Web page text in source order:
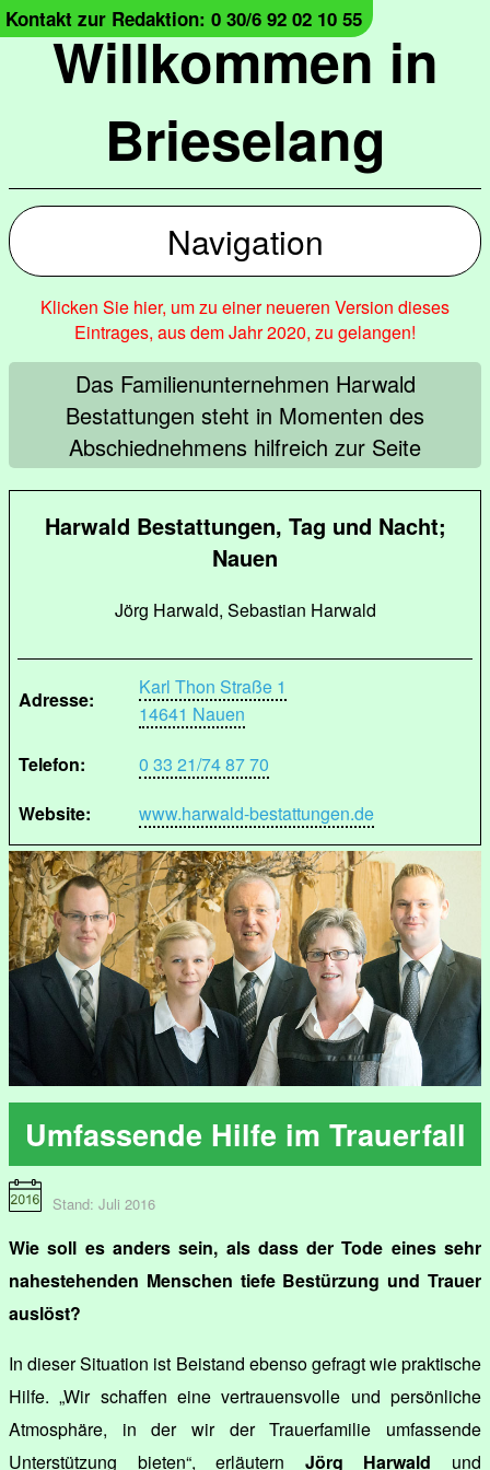
Willkommen in
Brieselang
Kontakt zur Redaktion: 0 30/6 92 02 10 55
Navigation
Klicken Sie hier, um zu einer neueren Version dieses
Eintrages, aus dem Jahr 2020, zu gelangen!
Das Familienunternehmen Harwald
Bestattungen steht in Momenten des
Abschiednehmens hilfreich zur Seite
Harwald Bestattungen, Tag und Nacht;
Nauen
Jörg Harwald, Sebastian Harwald
Adresse:
Karl Thon Straße 1
14641 Nauen
Telefon:
0 33 21/74 87 70
Website:
www.harwald-bestattungen.de
Umfassende Hilfe im Trauerfall
Stand: Juli 2016
Wie soll es anders sein, als dass der Tode eines sehr
nahestehenden Menschen tiefe Bestürzung und Trauer
auslöst?
In dieser Situation ist Beistand ebenso gefragt wie praktische
Hilfe. „Wir schaffen eine vertrauensvolle und persönliche
Atmosphäre, in der wir der Trauerfamilie umfassende
Unterstützung bieten“, erläutern Jörg Harwald und